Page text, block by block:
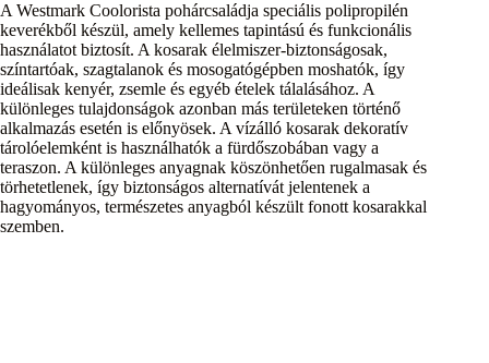
A Westmark Coolorista pohárcsaládja speciális polipropilén
keverékből készül, amely kellemes tapintású és funkcionális
használatot biztosít. A kosarak élelmiszer-biztonságosak,
színtartóak, szagtalanok és mosogatógépben moshatók, így
ideálisak kenyér, zsemle és egyéb ételek tálalásához. A
különleges tulajdonságok azonban más területeken történő
alkalmazás esetén is előnyösek. A vízálló kosarak dekoratív
tárolóelemként is használhatók a fürdőszobában vagy a
teraszon. A különleges anyagnak köszönhetően rugalmasak és
törhetetlenek, így biztonságos alternatívát jelentenek a
hagyományos, természetes anyagból készült fonott kosarakkal
szemben.